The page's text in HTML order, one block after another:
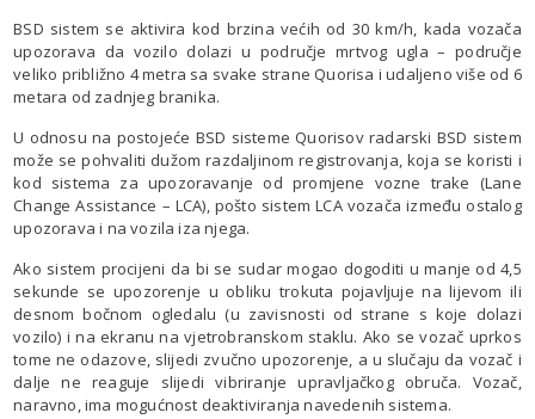
BSD sistem se aktivira kod brzina većih od 30 km/h, kada vozača
upozorava da vozilo dolazi u područje mrtvog ugla – područje
veliko približno 4 metra sa svake strane Quorisa i udaljeno više od 6
metara od zadnjeg branika.
U odnosu na postojeće BSD sisteme Quorisov radarski BSD sistem
može se pohvaliti dužom razdaljinom registrovanja, koja se koristi i
kod sistema za upozoravanje od promjene vozne trake (Lane
Change Assistance – LCA), pošto sistem LCA vozača između ostalog
upozorava i na vozila iza njega.
Ako sistem procijeni da bi se sudar mogao dogoditi u manje od 4,5
sekunde se upozorenje u obliku trokuta pojavljuje na lijevom ili
desnom bočnom ogledalu (u zavisnosti od strane s koje dolazi
vozilo) i na ekranu na vjetrobranskom staklu. Ako se vozač uprkos
tome ne odazove, slijedi zvučno upozorenje, a u slučaju da vozač i
dalje ne reaguje slijedi vibriranje upravljačkog obruča. Vozač,
naravno, ima mogućnost deaktiviranja navedenih sistema.